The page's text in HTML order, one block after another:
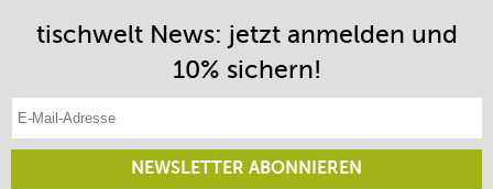
tischwelt News: jetzt anmelden und
10% sichern!
NEWSLETTER ABONNIEREN